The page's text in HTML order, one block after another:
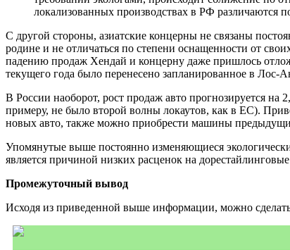
локализованных производствах в РФ различаются
С другой стороны, азиатские концерны не связаны
родине и не отличаться по степени оснащенности от
падению продаж Хендай и концерну даже пришлось
текущего года было перенесено запланированное в Лос-
В России наоборот, рост продаж авто прогнозируется
примеру, не было второй волны локаутов, как в ЕС).
новых авто, также можно приобрести машины
Упомянутые выше постоянно изменяющиеся
является причиной низких расценок на
Промежуточный вывод
Исходя из приведенной выше информации, можно